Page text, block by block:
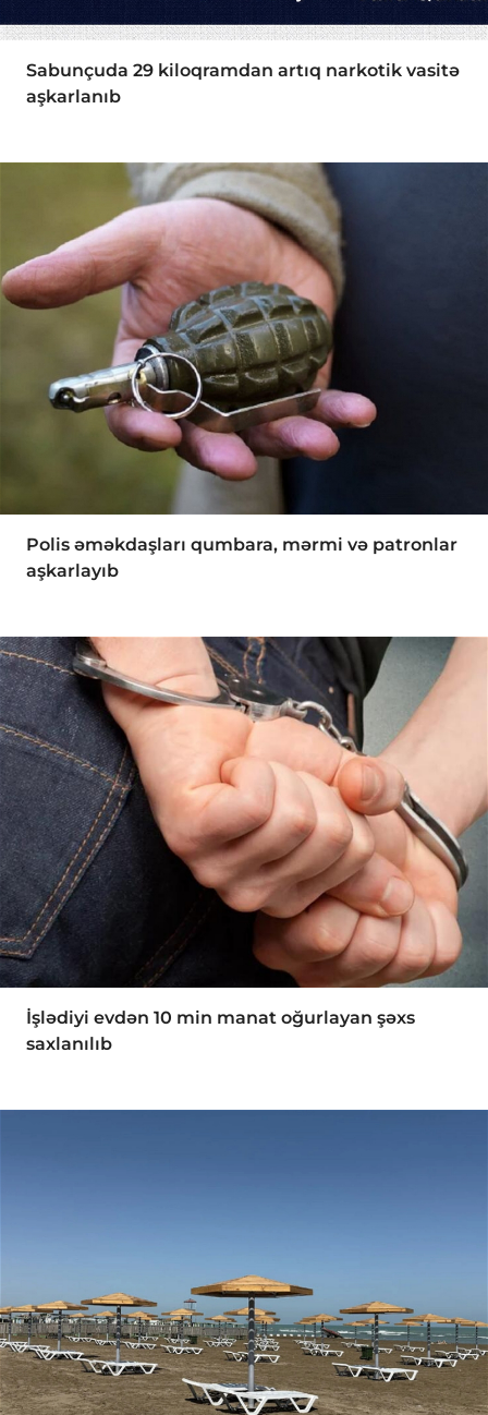
Sabunçuda 29 kiloqramdan artıq narkotik vasitə
aşkarlanıb
Polis əməkdaşları qumbara, mərmi və patronlar
aşkarlayıb
İşlədiyi evdən 10 min manat oğurlayan şəxs
saxlanılıb